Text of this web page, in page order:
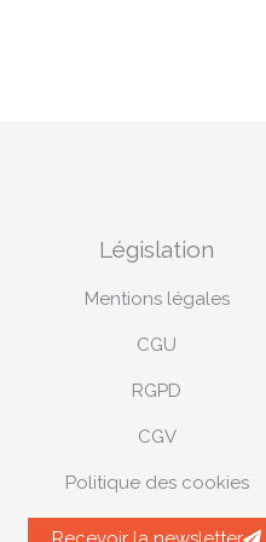
Législation
Mentions légales
CGU
RGPD
CGV
Politique des cookies